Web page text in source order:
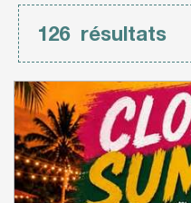
126 résultats